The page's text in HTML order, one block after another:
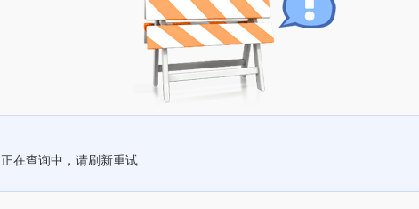
正在查询中，请刷新重试